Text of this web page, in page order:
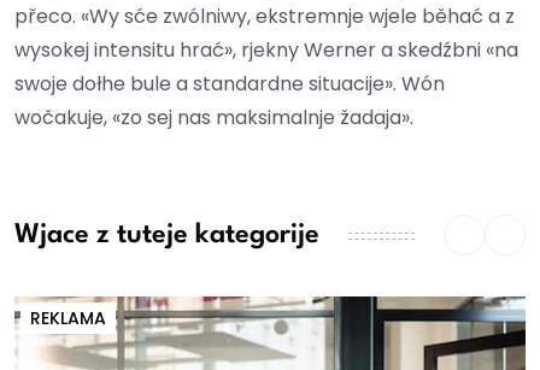
přeco. «Wy sće zwólniwy, ekstremnje wjele běhać a z
wysokej intensitu hrać», rjekny Werner a skedźbni «na
swoje dołhe bule a standardne situacije». Wón
wočakuje, «zo sej nas maksimalnje žadaja».
Wjace z tuteje kategorije
REKLAMA